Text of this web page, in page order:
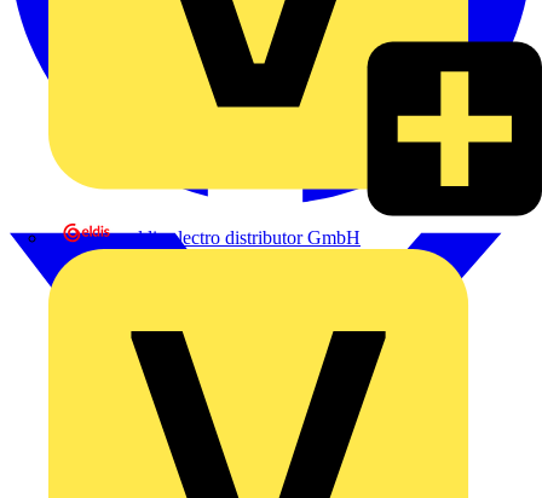
eldis electro distributor GmbH